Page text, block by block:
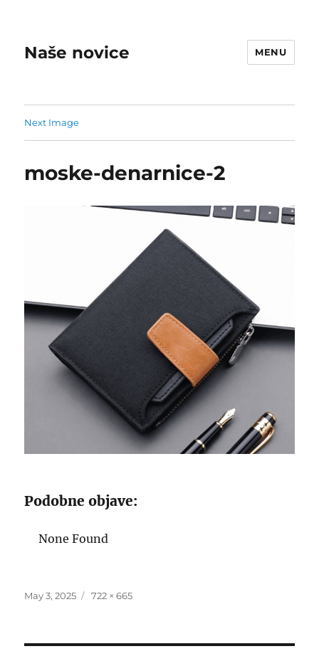
Naše novice MENU
Next Image
moske-denarnice-2
Podobne objave:
None Found
Posted
May 3, 2025
Full
722 × 665